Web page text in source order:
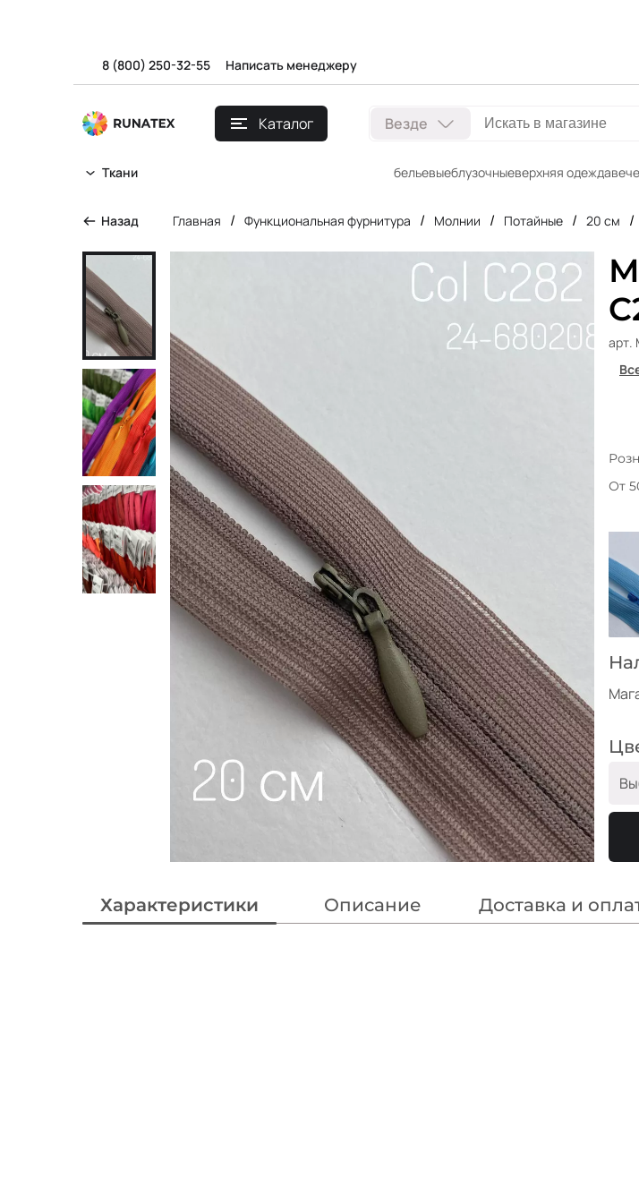
8 (800) 250-32-55 Написать менеджеру
Каталог Везде
Ткани бельевыеблузочныеверхняя одежда
Назад Главная / Функциональная фурнитура / Молнии / Потайные / 20 см /
арт.
От
Характеристики Описание Доставка и